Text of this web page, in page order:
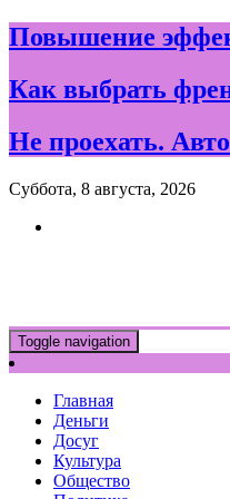
Skip
to
Повышение
Как выбрать
Не проехать.
Суббота, 8 августа, 2026
Toggle navigation
Главная
Деньги
Досуг
Культура
Общество